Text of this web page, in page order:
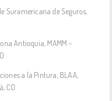
Suramericana de Seguros,
Antioquia, MAMM –
a la Pintura, BLAA,
CO